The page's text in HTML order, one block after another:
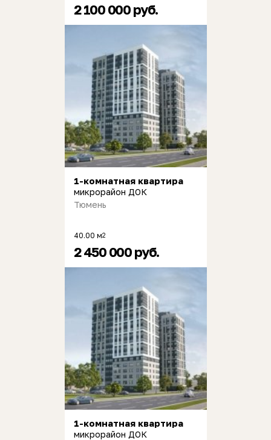
2 100 000 руб.
1-комнатная квартира
микрорайон ДОК
Тюмень
40.00 м2
2 450 000 руб.
1-комнатная квартира
микрорайон ДОК